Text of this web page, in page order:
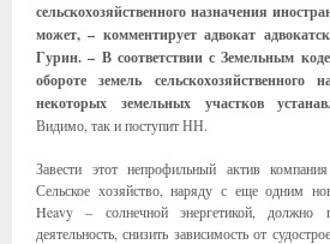
сельскохозяйственного назначения
может, – комментирует адвокат
Гурин. – В соответствии с Земельным
обороте земель сельскохозяйственного
некоторых земельных участков
Видимо, так и поступит НН.
Завести этот непрофильный актив
Сельское хозяйство, наряду с еще одним
Heavy – солнечной энергетикой, должно
деятельность, снизить зависимость от